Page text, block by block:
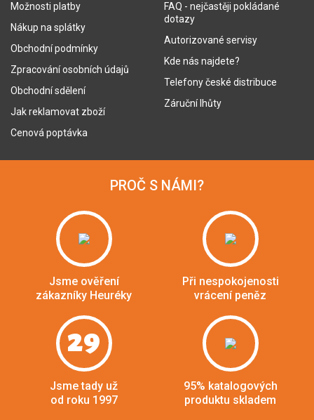
Možnosti platby
Nákup na splátky
Obchodní podmínky
Zpracování osobních údajů
Obchodní sdělení
Jak reklamovat zboží
Cenová poptávka
FAQ - nejčastěji pokládané
dotazy
Autorizované servisy
Kde nás najdete?
Telefony české distribuce
Záruční lhůty
PROČ S NÁMI?
Jsme ověření
zákazníky Heuréky
Při nespokojenosti
vrácení peněz
29
Jsme tady už
od roku 1997
95% katalogových
produktu skladem